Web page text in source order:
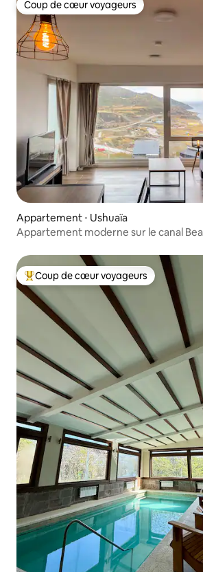
Coup de cœur voyageurs
Coup de cœur voyageurs
Appartement ⋅ Ushuaïa
Appartement moderne sur le canal
Coups de cœur voyageurs les plus
Coup de cœur voyageurs